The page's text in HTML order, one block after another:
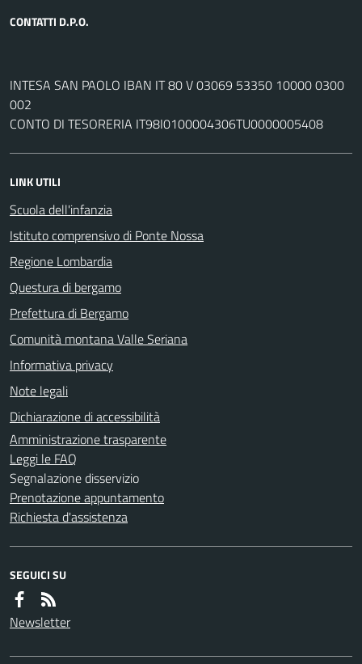
CONTATTI D.P.O.
INTESA SAN PAOLO IBAN IT 80 V 03069 53350 10000 0300
002
CONTO DI TESORERIA IT98I0100004306TU0000005408
LINK UTILI
Scuola dell'infanzia
Istituto comprensivo di Ponte Nossa
Regione Lombardia
Questura di bergamo
Prefettura di Bergamo
Comunità montana Valle Seriana
Informativa privacy
Note legali
Dichiarazione di accessibilità
Amministrazione trasparente
Leggi le FAQ
Segnalazione disservizio
Prenotazione appuntamento
Richiesta d'assistenza
SEGUICI SU
Newsletter